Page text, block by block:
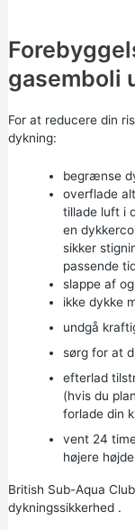
gasemboli
For at reducere din
dykning:
begrænse
overflade
tillade luft i
en
sikker
passende
slappe af
ikke dykke
undgå
sørg for at
efterlad
(hvis du
forlade din
vent 24
højere højde
British Sub-Aqua
dykningssikkerhed.